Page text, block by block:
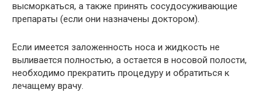
высморкаться, а также принять сосудосуживающие
препараты (если они назначены доктором).
Если имеется заложенность носа и жидкость не
выливается полностью, а остается в носовой полости,
необходимо прекратить процедуру и обратиться к
лечащему врачу.